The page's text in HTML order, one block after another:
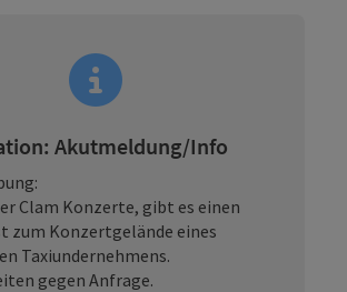
Akutmeldung/Info
Clam Konzerte, gibt es einen
zum Konzertgelände eines
Taxiundernehmens.
gegen Anfrage.